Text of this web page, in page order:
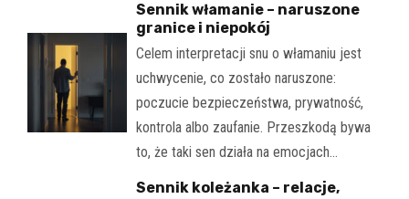
Sennik włamanie – naruszone
granice i niepokój
Celem interpretacji snu o włamaniu jest
uchwycenie, co zostało naruszone:
poczucie bezpieczeństwa, prywatność,
kontrola albo zaufanie. Przeszkodą bywa
to, że taki sen działa na emocjach…
Sennik koleżanka – relacje,